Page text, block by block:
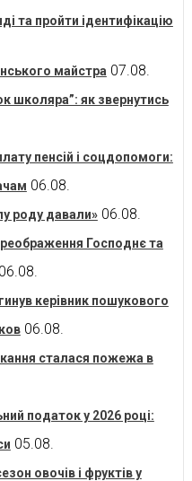
та пройти ідентифікацію
майстра 07.08.
школяра”: як звернутись
пенсій і соцдопомоги:
06.08.
роду давали» 06.08.
Господнє та
06.08.
керівник пошукового
06.08.
сталася пожежа в
податок у 2026 році:
05.08.
овочів і фруктів у